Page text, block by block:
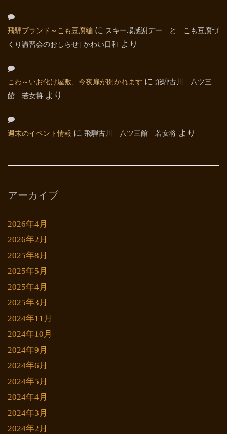
飛騨ブランド～こも豆腐編 に スキー場感謝デー と こも豆腐づ
くり講習会のおしらせ | かわい日和 より
こわ～いお化け屋敷、今夜扉が開かれます に 飛騨古川 八ツ三
館 若女将 より
週末のイベント情報 に 飛騨古川 八ツ三館 若女将 より
アーカイブ
2026年4月
2026年2月
2025年8月
2025年5月
2025年4月
2025年3月
2024年11月
2024年10月
2024年9月
2024年6月
2024年5月
2024年4月
2024年3月
2024年2月